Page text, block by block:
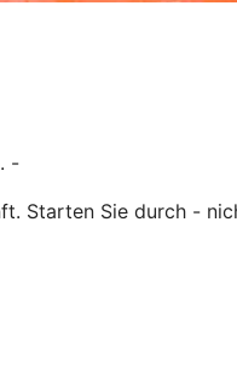
-
Starten Sie durch -